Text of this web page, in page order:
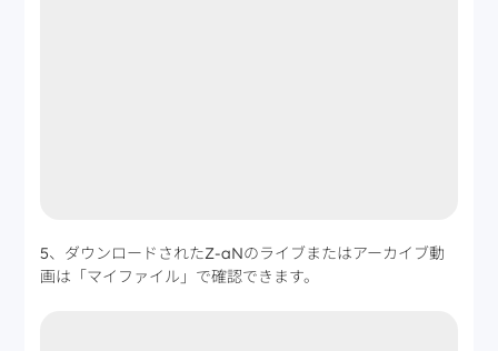
5、ダウンロードされたZ-aNのライブまたはアーカイブ動
画は「マイファイル」で確認できます。